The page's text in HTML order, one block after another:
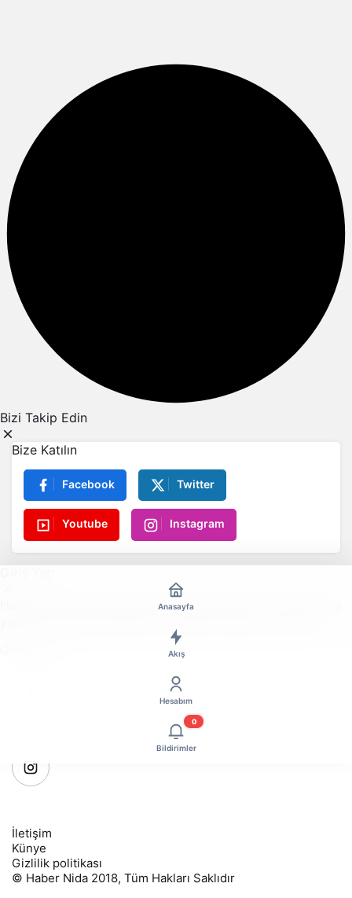
Bizi Takip Edin
Bize Katılın
Facebook Twitter
Youtube Instagram
Anasayfa
Akış
Hesabım
Bildirimler
0
Haber Nida ayrıcalıklarından yararlanmak için hemen giriş
İletişim
Künye
Gizlilik politikası
© Haber Nida 2018, Tüm Hakları Saklıdır